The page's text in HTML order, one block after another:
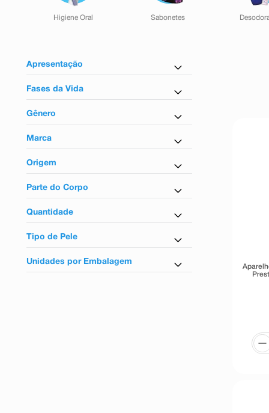
Higiene Oral Sabonetes
Apresentação
Kit compre e ganhe
Kit promocional
Fases da Vida
Para adultos
Gênero
Feminino
Masculino
Unissex
Marca
Bic
Dr Jones
Gillette
Gillette Corpo
Gillette Fusion
Probak
Venus
Origem
Nacional
Parte do Corpo
Para o corpo
Para o rosto
Quantidade
1 Unidade
2 Unidades
4 Unidades
Tipo de Pele
Para todos os tipos de pele
Para pele sensível
Unidades por Embalagem